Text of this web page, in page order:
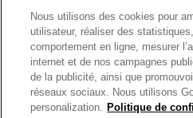
Politique de confidentialité
Protection des données
Conditions générales de vente
Conditions générales de vente
Plateforme ODR
FRANCE France
© TOUS DROITS RESERVES.
Nous utilisons des cookies pour
utilisateur, réaliser des
comportement en ligne, mesurer
internet et de nos campagnes
de la publicité, ainsi que
réseaux sociaux. Nous utilisons
personalization. Politique de